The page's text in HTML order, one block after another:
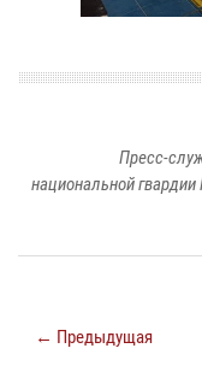
Пресс-
национальной
← Предыдущая